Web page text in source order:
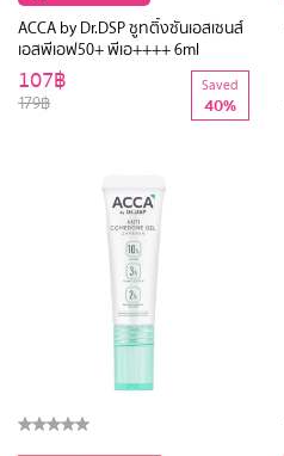
ACCA by Dr.DSP ซูทติ้งซันเอสเซนส์
เอสพีเอฟ50+ พีเอ++++ 6ml
179฿
107฿ Saved
40%